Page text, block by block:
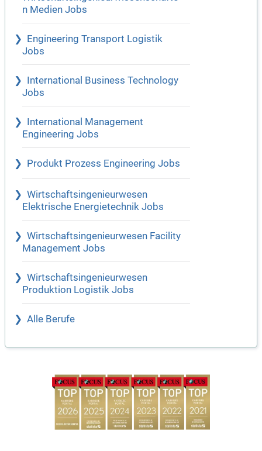
n Medien Jobs
Engineering Transport Logistik
Jobs
International Business Technology
Jobs
International Management
Engineering Jobs
Produkt Prozess Engineering Jobs
Wirtschaftsingenieurwesen
Elektrische Energietechnik Jobs
Wirtschaftsingenieurwesen Facility
Management Jobs
Wirtschaftsingenieurwesen
Produktion Logistik Jobs
Alle Berufe